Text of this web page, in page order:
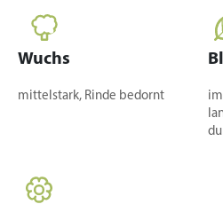
Wuchs
mittelstark, Rinde bedornt